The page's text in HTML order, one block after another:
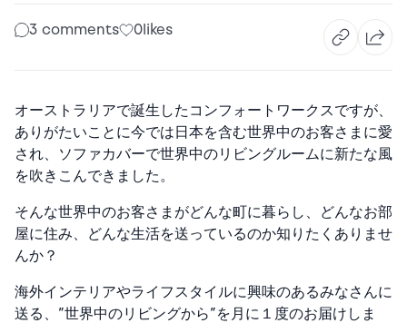
3 comments 0likes
オーストラリアで誕生したコンフォートワークスですが、
ありがたいことに今では日本を含む世界中のお客さまに愛
され、ソファカバーで世界中のリビングルームに新たな風
を吹きこんできました。
そんな世界中のお客さまがどんな町に暮らし、どんなお部
屋に住み、どんな生活を送っているのか知りたくありませ
んか？
海外インテリアやライフスタイルに興味のあるみなさんに
送る、”世界中のリビングから”を月に１度のお届けしま